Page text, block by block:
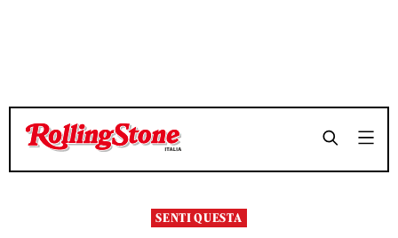
TEMPO DI LETTURA 8 MINUTI SHARE
TEMPO DI LETTURA 8 MINUTI SHARE
SENTI QUESTA